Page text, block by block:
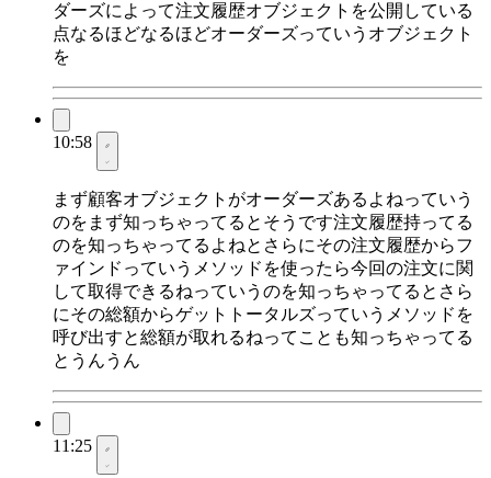
ダーズによって注文履歴オブジェクトを公開している
点なるほどなるほどオーダーズっていうオブジェクト
を
10:58
まず顧客オブジェクトがオーダーズあるよねっていう
のをまず知っちゃってるとそうです注文履歴持ってる
のを知っちゃってるよねとさらにその注文履歴からフ
ァインドっていうメソッドを使ったら今回の注文に関
して取得できるねっていうのを知っちゃってるとさら
にその総額からゲットトータルズっていうメソッドを
呼び出すと総額が取れるねってことも知っちゃってる
とうんうん
11:25